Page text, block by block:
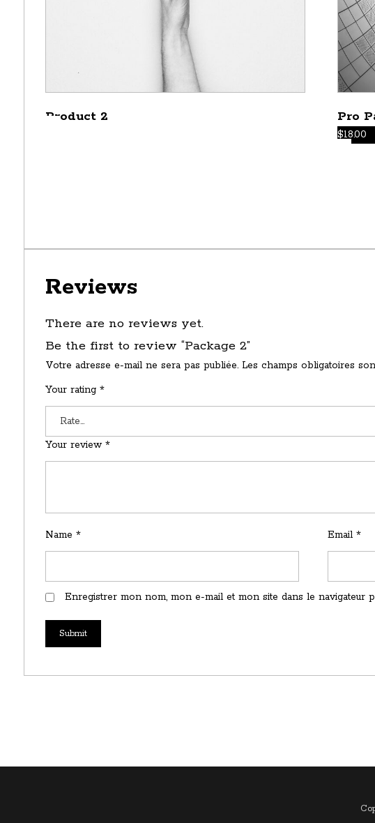
Product 2 Pro
$18.00
Reviews
There are no reviews yet.
Be the first to review “Package 2”
Votre adresse e-mail ne sera pas publiée. Les champs obligatoires
Your rating *
Your review *
Name * Email *
Enregistrer mon nom, mon e-mail et mon site dans le navigateur
Submit